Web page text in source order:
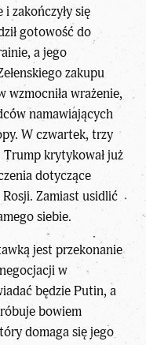
zakończyły się
gotowość do
a jego
zakupu
wrażenie,
namawiających
W czwartek, trzy
krytykował już
dotyczące
Zamiast usidlić
siebie.
jest przekonanie
w
będzie Putin, a
bowiem
domaga się jego